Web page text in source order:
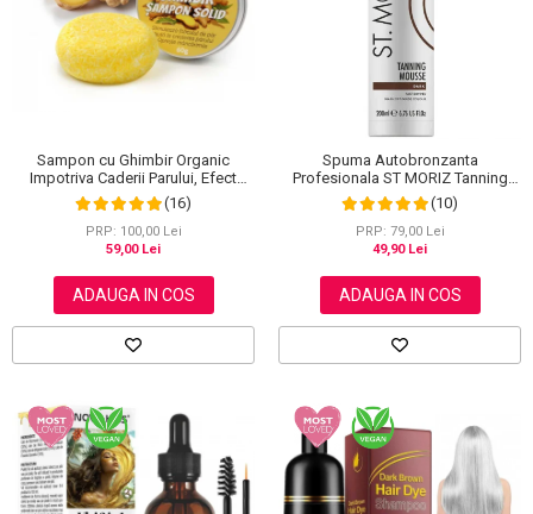
Scrub / Balsam de buze
Netestate pe Animale
Sampon cu Ghimbir Organic
Impotriva Caderii Parului, Efect
Regenerator, 100% Natural, NOVA
KISS® 60 g
(16)
PRP: 100,00 Lei
59,00 Lei
ADAUGA IN COS
Spuma Autobronzanta
Profesionala ST MORIZ Tanning
Mousse, Efect instant, Dark, 200 ml
(10)
PRP: 79,00 Lei
49,90 Lei
ADAUGA IN COS